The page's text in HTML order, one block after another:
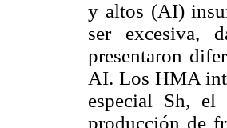
y altos (AI)
ser excesiva,
presentaron
AI. Los HMA
especial Sh, el
producción de